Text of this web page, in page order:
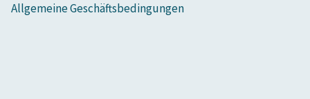
Allgemeine Geschäftsbedingungen